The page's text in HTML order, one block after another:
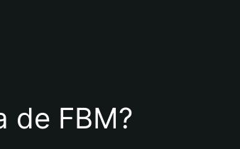
de FBM?